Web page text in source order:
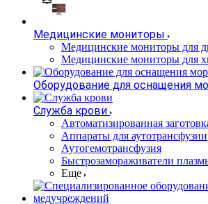
Медицинские мониторы
Медицинские мониторы для
Медицинские мониторы для
Оборудование для оснащения
Служба крови
Автоматизированная
Аппараты для аутотрансфузии
Аутогемотрансфузия
Быстрозамораживатели
Еще